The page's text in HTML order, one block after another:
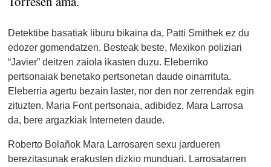
Detektibe basatiak liburu bikaina da, Patti Smithek ez du
edozer gomendatzen. Besteak beste, Mexikon poliziari
“Javier” deitzen zaiola ikasten duzu. Eleberriko
pertsonaiak benetako pertsonetan daude oinarrituta.
Eleberria agertu bezain laster, nor den nor zerrendak egin
zituzten. Maria Font pertsonaia, adibidez, Mara Larrosa
da, bere argazkiak Interneten daude.
Roberto Bolañok Mara Larrosaren sexu jardueren
berezitasunak erakusten dizkio munduari. Larrosatarren